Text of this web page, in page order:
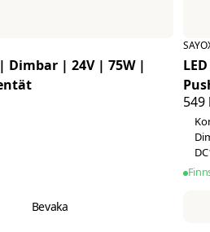
Dimbar | 24V | 75W |
Bevaka
LED
549